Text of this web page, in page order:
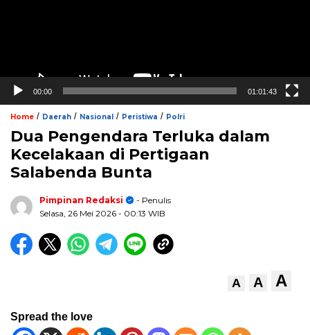
00:00 01:01:43
Home / Daerah / Nasional / Peristiwa / Polri
Dua Pengendara Terluka dalam
Kecelakaan di Pertigaan
Salabenda Bunta
Pimpinan Redaksi
- Penulis
Selasa, 26 Mei 2026 - 00:13 WIB
A A A
Spread the love